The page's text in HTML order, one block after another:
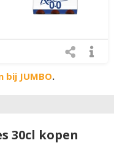
bij JUMBO.
30cl kopen